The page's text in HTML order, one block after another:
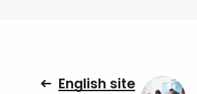
English site